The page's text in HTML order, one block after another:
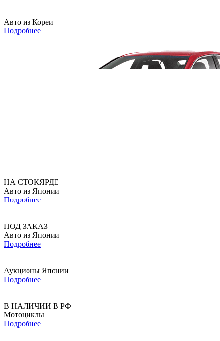
Авто из Кореи
Подробнее
НА СТОКЯРДЕ
Авто из Японии
Подробнее
ПОД ЗАКАЗ
Авто из Японии
Подробнее
Аукционы Японии
Подробнее
В НАЛИЧИИ В РФ
Мотоциклы
Подробнее